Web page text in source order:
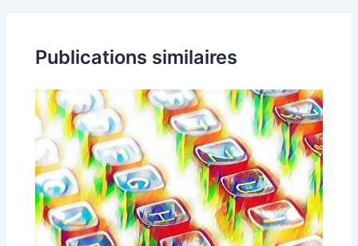
Publications similaires